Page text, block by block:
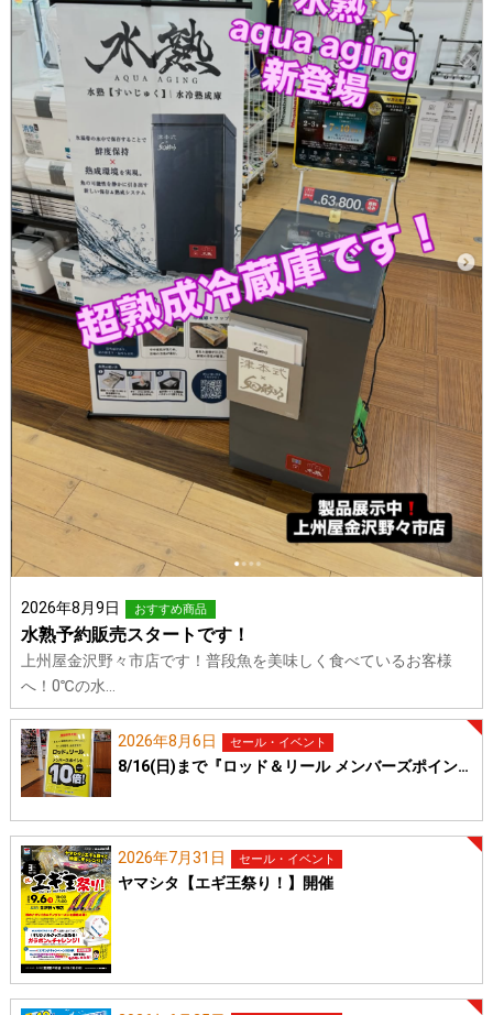
2026年8月9日 おすすめ商品
水熟予約販売スタートです！
上州屋金沢野々市店です！普段魚を美味しく食べているお客様
へ！0℃の水…
2026年8月6日 セール・イベント
8/16(日)まで『ロッド＆リール メンバーズポイン…
2026年7月31日 セール・イベント
ヤマシタ【エギ王祭り！】開催